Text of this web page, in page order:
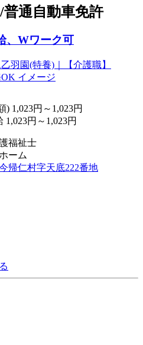
通自動車免許
、Wワーク可
) 1,023円～1,023円
1,023円～1,023円
福祉士
ーム
帰仁村字天底222番地